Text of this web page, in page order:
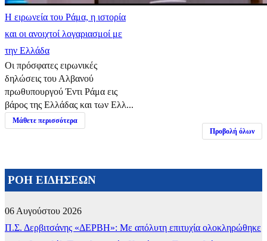
Η ειρωνεία του Ράμα, η ιστορία
και οι ανοιχτοί λογαριασμοί με
την Ελλάδα
Οι πρόσφατες ειρωνικές
δηλώσεις του Αλβανού
πρωθυπουργού Έντι Ράμα εις
βάρος της Ελλάδας και των Ελλ...
Μάθετε περισσότερα
Προβολή όλων
ΡΟΗ ΕΙΔΗΣΕΩΝ
06 Αυγούστου 2026
Π.Σ. Δερβιτσάνης «ΔΕΡΒΗ»: Με απόλυτη επιτυχία ολοκληρώθηκε